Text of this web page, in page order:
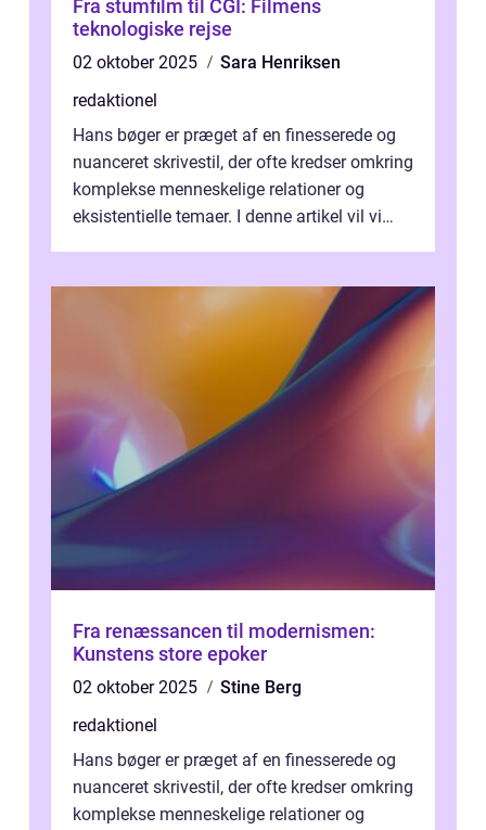
Fra stumfilm til CGI: Filmens
teknologiske rejse
02 oktober 2025
Sara Henriksen
redaktionel
Hans bøger er præget af en finesserede og
nuanceret skrivestil, der ofte kredser omkring
komplekse menneskelige relationer og
eksistentielle temaer. I denne artikel vil vi
Fra renæssancen til modernismen:
Kunstens store epoker
02 oktober 2025
Stine Berg
redaktionel
Hans bøger er præget af en finesserede og
nuanceret skrivestil, der ofte kredser omkring
komplekse menneskelige relationer og